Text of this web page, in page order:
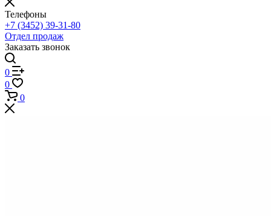
Телефоны
+7 (3452) 39-31-80
Отдел продаж
Заказать звонок
0
0
0